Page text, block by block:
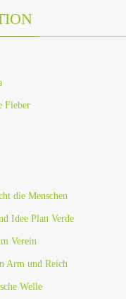
Fieber
die Menschen
Idee Plan Verde
Verein
Arm und Reich
Welle